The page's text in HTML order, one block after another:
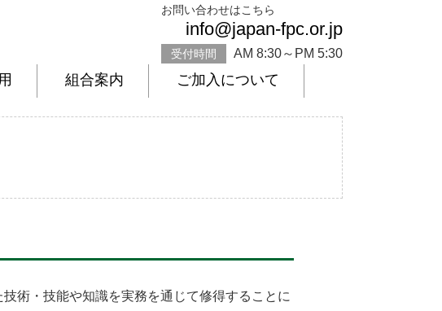
お問い合わせはこちら
info@japan-fpc.or.jp
受付時間 AM 8:30～PM 5:30
組合案内 ご加入について
術・技能や知識を実務を通じて修得することに